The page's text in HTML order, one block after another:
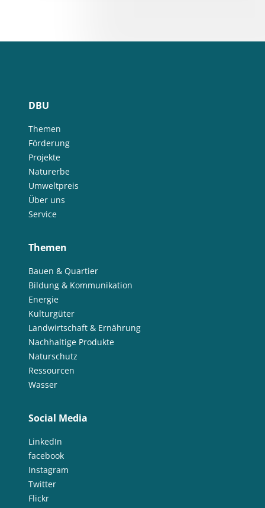
DBU
Themen
Förderung
Projekte
Naturerbe
Umweltpreis
Über uns
Service
Themen
Bauen & Quartier
Bildung & Kommunikation
Energie
Kulturgüter
Landwirtschaft & Ernährung
Nachhaltige Produkte
Naturschutz
Ressourcen
Wasser
Social Media
LinkedIn
facebook
Instagram
Twitter
Flickr